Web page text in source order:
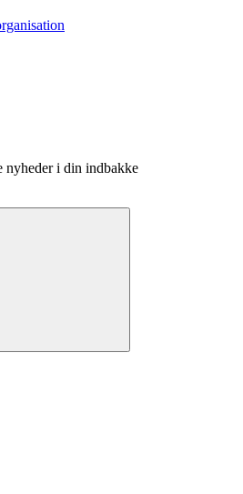
nyheder i din indbakke